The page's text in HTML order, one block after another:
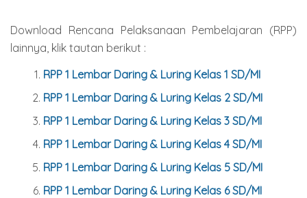
Download Rencana Pelaksanaan Pembelajaran (RPP)
lainnya, klik tautan berikut :
RPP 1 Lembar Daring & Luring Kelas 1 SD/MI
RPP 1 Lembar Daring & Luring Kelas 2 SD/MI
RPP 1 Lembar Daring & Luring Kelas 3 SD/MI
RPP 1 Lembar Daring & Luring Kelas 4 SD/MI
RPP 1 Lembar Daring & Luring Kelas 5 SD/MI
RPP 1 Lembar Daring & Luring Kelas 6 SD/MI